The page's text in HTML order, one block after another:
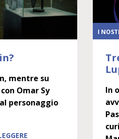
mentre su
Omar Sy
personaggio
I
In